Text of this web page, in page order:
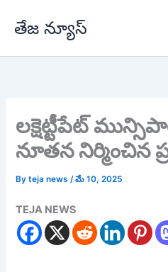
తేజ న్యూస్
లక్షెట్టీపేట్
నూతన నిర్మించిన
Byteja news/మే 10, 2025
TEJA NEWS